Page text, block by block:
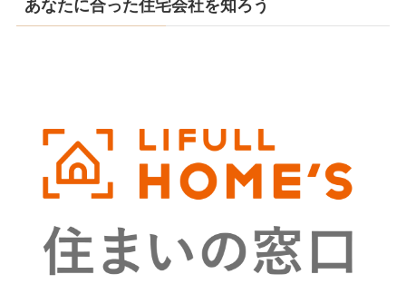
あなたに合った住宅会社を知ろう